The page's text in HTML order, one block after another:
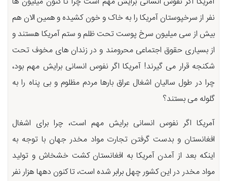
نفر از سرخپوستان آمریکا را به خاک و خون کشیده و همین الان هم
بیش از سی میلیون سرخ پوست تحت ظلم و ستم آمریکا هستند و
از بسیاری حقوق اجتماعی محرومند و در زندان های مخوف تحت
شکنجه قرار می گیرند! آمریکا اگر نفوس انسانی برایش مهم بود،
چرا در طول سالیان اشغال عراق بارها مردم مظلوم و بی پناه را به
گلوله می بستند؟
آمریکا اگر نفوس انسانی برایش مهم است، چرا برای اشغال
افغانستان و بدست گرفتن تجارت مواد مخدر جهان با توجه به
اینکه بعد از آمدن آمریکا به افغانستان کشت خشخاش و تولید
مواد مخدر در این کشور چهل برابر شده است، تا کنون دهها هزار نفر